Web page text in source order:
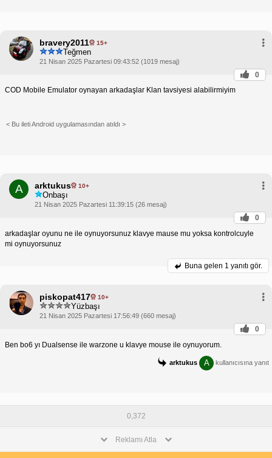
bravery2011 15+
Teğmen
21 Nisan 2025 Pazartesi 09:43:52 (1019 mesaj)
0
COD Mobile Emulator oynayan arkadaşlar Klan tavsiyesi alabilirmiyim
< Bu ileti Android uygulamasından atıldı >
A arktukus 10+
Onbaşı
21 Nisan 2025 Pazartesi 11:39:15 (26 mesaj)
0
arkadaşlar oyunu ne ile oynuyorsunuz klavye mause mu yoksa kontrolcuyle
mi oynuyorsunuz
Buna gelen 1 yanıtı gör.
piskopat417 10+
Yüzbaşı
21 Nisan 2025 Pazartesi 17:56:49 (660 mesaj)
0
Ben bo6 yı Dualsense ile warzone u klavye mouse ile oynuyorum.
arktukus A kullanıcısına yanıt
0,372
Reklamı Atla